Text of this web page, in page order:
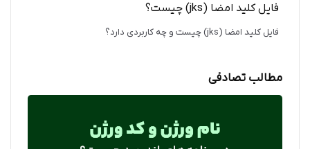
فایل کلید امضا (jks) چیست؟
فایل کلید امضا (jks) چیست و چه کاربردی دارد؟
مطالب تصادفی